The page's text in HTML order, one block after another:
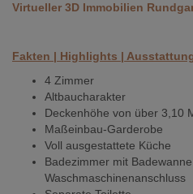
Virtueller 3D Immobilien
Fakten | Highlights |
4 Zimmer
Altbaucharakter
Deckenhöhe von über 3,10
Maßeinbau-Garderobe
Voll ausgestattete Küche
Badezimmer mit
Waschmaschinenanschluss